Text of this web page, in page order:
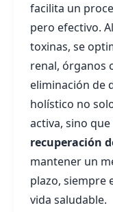
facilita un
pero efectivo.
toxinas, se
renal, órganos
eliminación de
holístico no
activa, sino
recuperación
mantener un
plazo, siempre
vida saludable.